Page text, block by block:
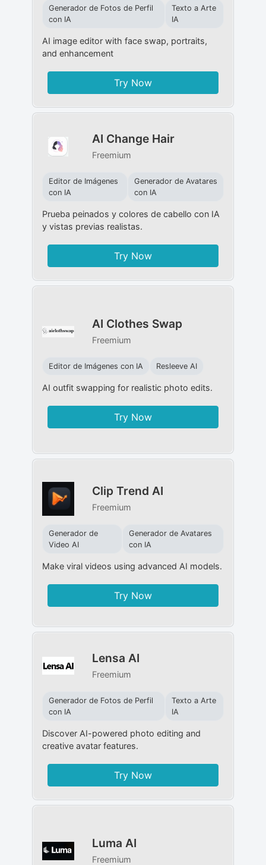
Generador de Fotos de Perfil
con IA
Texto a Arte
IA
AI image editor with face swap, portraits,
and enhancement
Try Now
AI Change Hair
Freemium
Editor de Imágenes
con IA
Generador de Avatares
con IA
Prueba peinados y colores de cabello con IA
y vistas previas realistas.
Try Now
AI Clothes Swap
Freemium
Editor de Imágenes con IA Resleeve AI
AI outfit swapping for realistic photo edits.
Try Now
Clip Trend AI
Freemium
Generador de
Video AI
Generador de Avatares
con IA
Make viral videos using advanced AI models.
Try Now
Lensa AI
Freemium
Generador de Fotos de Perfil
con IA
Texto a Arte
IA
Discover AI-powered photo editing and
creative avatar features.
Try Now
Luma AI
Freemium